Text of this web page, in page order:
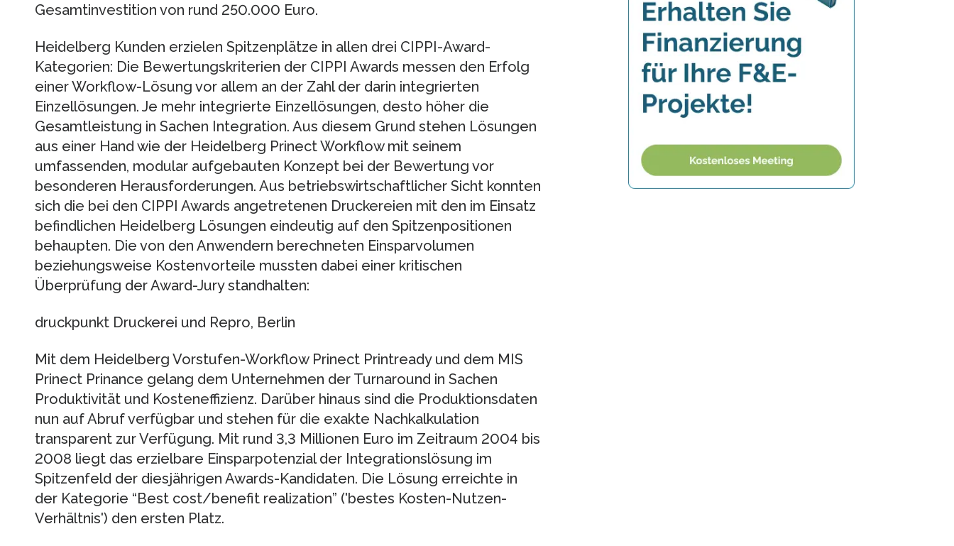
Gesamtinvestition von rund 250.000 Euro.
Heidelberg Kunden erzielen Spitzenplätze in allen drei CIPPI-Award-
Kategorien: Die Bewertungskriterien der CIPPI Awards messen den Erfolg
einer Workflow-Lösung vor allem an der Zahl der darin integrierten
Einzellösungen. Je mehr integrierte Einzellösungen, desto höher die
Gesamtleistung in Sachen Integration. Aus diesem Grund stehen Lösungen
aus einer Hand wie der Heidelberg Prinect Workflow mit seinem
umfassenden, modular aufgebauten Konzept bei der Bewertung vor
besonderen Herausforderungen. Aus betriebswirtschaftlicher Sicht konnten
sich die bei den CIPPI Awards angetretenen Druckereien mit den im Einsatz
befindlichen Heidelberg Lösungen eindeutig auf den Spitzenpositionen
behaupten. Die von den Anwendern berechneten Einsparvolumen
beziehungsweise Kostenvorteile mussten dabei einer kritischen
Überprüfung der Award-Jury standhalten:
druckpunkt Druckerei und Repro, Berlin
Mit dem Heidelberg Vorstufen-Workflow Prinect Printready und dem MIS
Prinect Prinance gelang dem Unternehmen der Turnaround in Sachen
Produktivität und Kosteneffizienz. Darüber hinaus sind die Produktionsdaten
nun auf Abruf verfügbar und stehen für die exakte Nachkalkulation
transparent zur Verfügung. Mit rund 3,3 Millionen Euro im Zeitraum 2004 bis
2008 liegt das erzielbare Einsparpotenzial der Integrationslösung im
Spitzenfeld der diesjährigen Awards-Kandidaten. Die Lösung erreichte in
der Kategorie “Best cost/benefit realization” ('bestes Kosten-Nutzen-
Verhältnis') den ersten Platz.